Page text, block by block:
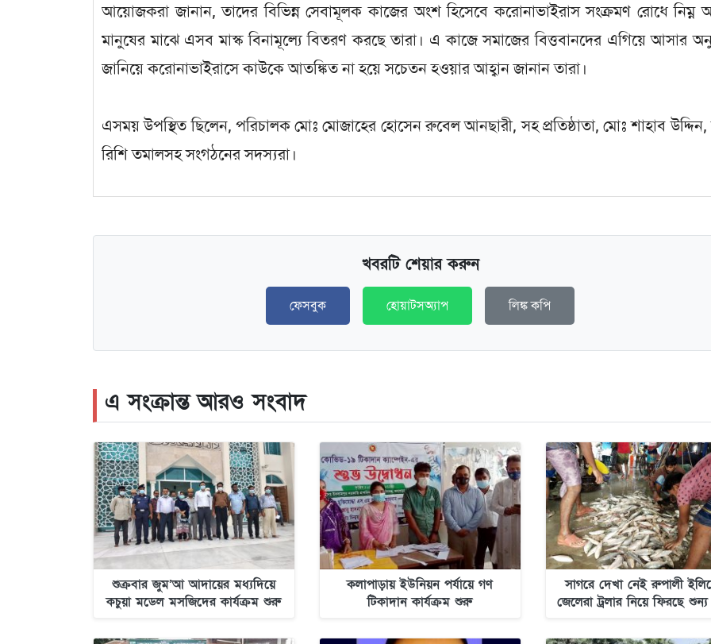
আয়োজকরা জানান, তাদের বিভিন্ন সেবামূলক কাজের অংশ হিসেবে করোনাভাইরাস সংক্রমণ রোধে নিম্ন
মানুষের মাঝে এসব মাস্ক বিনামূল্যে বিতরণ করছে তারা। এ কাজে সমাজের বিত্তবানদের এগিয়ে আসার
জানিয়ে করোনাভাইরাসে কাউকে আতঙ্কিত না হয়ে সচেতন হওয়ার আহ্বান জানান তারা।
এসময় উপস্থিত ছিলেন, পরিচালক মোঃ মোজাহের হোসেন রুবেল আনছারী, সহ প্রতিষ্ঠাতা, মোঃ শাহাব
রিশি তমালসহ সংগঠনের সদস্যরা।
খবরটি শেয়ার করুন
ফেসবুক হোয়াটসঅ্যাপ লিঙ্ক কপি
এ সংক্রান্ত আরও সংবাদ
শুক্রবার জুম’আ আদায়ের মধ্যদিয়ে
কচুয়া মডেল মসজিদের কার্যক্রম শুরু
কলাপাড়ায় ইউনিয়ন পর্যায়ে গণ
টিকাদান কার্যক্রম শুরু
সাগরে দেখা নেই রুপালী
জেলেরা ট্রলার নিয়ে ফিরছে